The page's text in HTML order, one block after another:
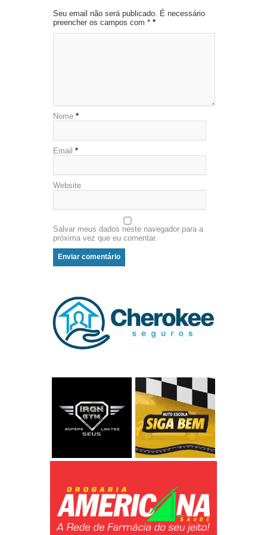
Seu email não será publicado. É necessário
preencher os campos com * *
Nome *
Email *
Website
Salvar meus dados neste navegador para a
próxima vez que eu comentar.